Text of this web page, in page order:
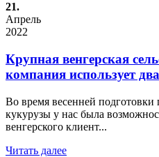
21.
Апрель
2022
Крупная венгерская
компания использует
Во время весенней
кукурузы у нас была
венгерского клиент...
Читать далее